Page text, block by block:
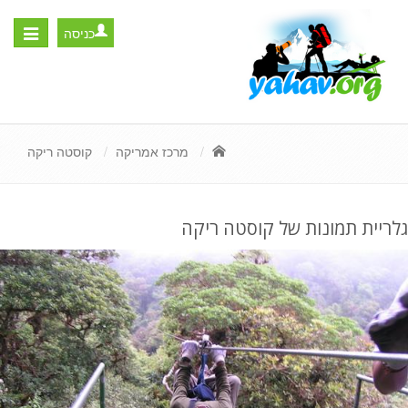
Toggle
כניסה
מרכז אמריקה קוסטה ריקה
גלריית תמונות של קוסטה ריקה